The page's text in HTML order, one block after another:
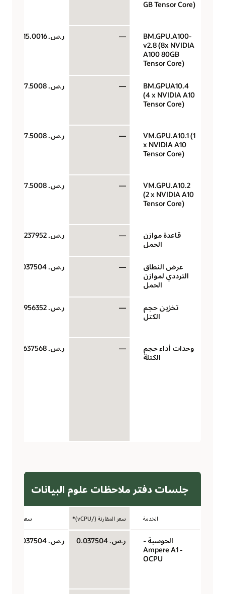
GB Tensor Core)
BM.GPU.A100-
v2.8 (8x NVIDIA
A100 80GB
Tensor Core)
— ر.س.‏ 15.0016
BM.GPUA10.4
(4 x NVIDIA A10
Tensor Core)
— ر.س.‏ 7.5008
VM.GPU.A10.1 (1
x NVIDIA A10
Tensor Core)
— ر.س.‏ 7.5008
VM.GPU.A10.2
(2 x NVIDIA A10
Tensor Core)
— ر.س.‏ 7.5008
قاعدة موازن
الحمل
— ر.س.‏ 0.04237952
عرض النطاق
الترددي لموازن
الحمل
— ر.س.‏ 0.00037504
تخزين حجم
الكتل
— ر.س.‏ 0.0956352
وحدات أداء حجم
الكتلة
— ر.س.‏ 0.00637568
جلسات دفتر ملاحظات علوم البيانات
الخدمة سعر المقارنة (/vCPU)* سعر الوحدة
الحوسبة -
Ampere A1 -
OCPU
ر.س.‏ 0.037504 ر.س.‏ 0.037504